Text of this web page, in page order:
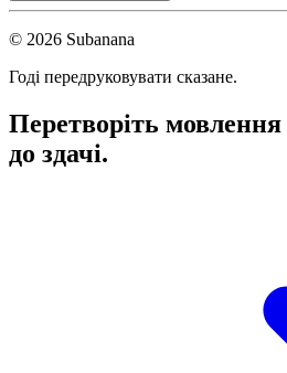
© 2026 Subanana
Годі передруковувати сказане.
Перетворіть мовлення
до здачі.